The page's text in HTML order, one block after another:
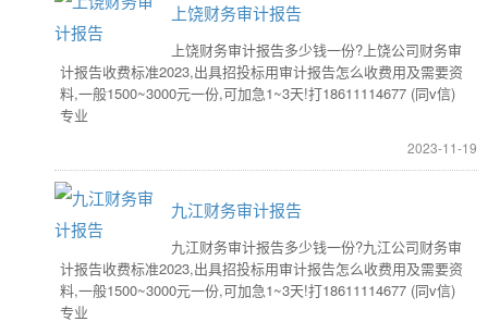
上饶财务审计报告
上饶财务审计报告多少钱一份?上饶公司财务审
计报告收费标准2023,出具招投标用审计报告怎么收费用及需要资
料,一般1500~3000元一份,可加急1~3天!打18611114677 (同v信)
专业
2023-11-19
九江财务审计报告
九江财务审计报告多少钱一份?九江公司财务审
计报告收费标准2023,出具招投标用审计报告怎么收费用及需要资
料,一般1500~3000元一份,可加急1~3天!打18611114677 (同v信)
专业